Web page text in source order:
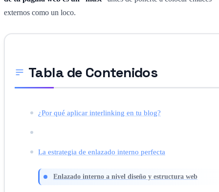
externos como un loco.
Tabla de Contenidos
¿Por qué aplicar interlinking en tu blog?
La estrategia de enlazado interno perfecta
Enlazado interno a nivel diseño y estructura web